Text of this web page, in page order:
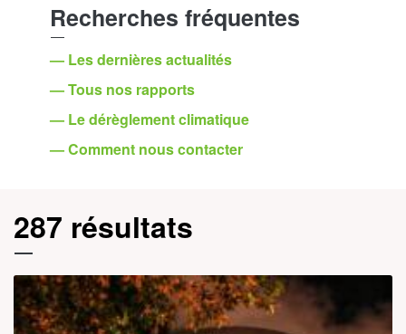
Recherches fréquentes
— Les dernières actualités
— Tous nos rapports
— Le dérèglement climatique
— Comment nous contacter
287 résultats